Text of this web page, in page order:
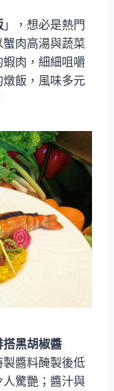
」，想必是熱門
肉高湯與蔬菜
肉，細細咀嚼
飯，風味多元
黑胡椒醬
製醬料醃製後低
驚艷；醬汁與